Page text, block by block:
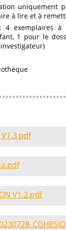
uniquement
à lire et à
4 exemplaires
1 pour le
V1.2.pdf